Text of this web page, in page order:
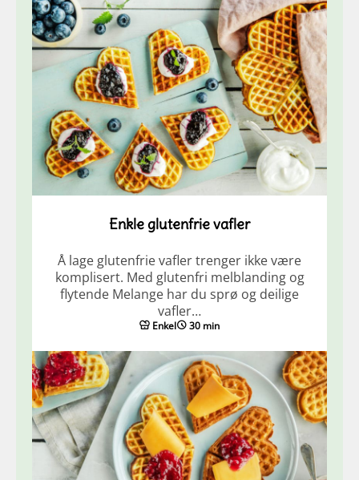
Enkle glutenfrie vafler
Å lage glutenfrie vafler trenger ikke være
komplisert. Med glutenfri melblanding og
flytende Melange har du sprø og deilige
vafler…
Enkel 30 min